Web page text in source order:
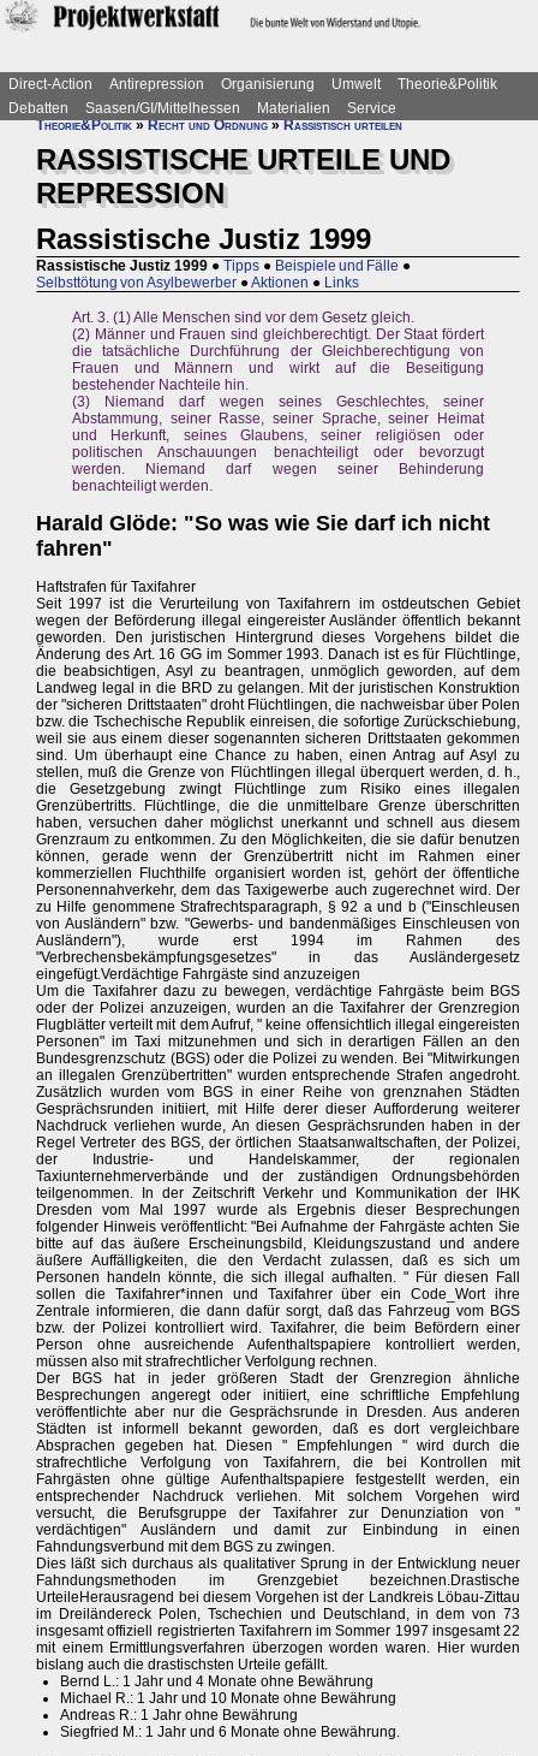
Direct-Action Antirepression Organisierung Umwelt
Theorie&Politik
Debatten
Saasen/GI/Mittelhessen Materialien
Service
Theorie&Politik»Recht und Ordnung»Rassistisch urteilen
RASSISTISCHE URTEILE UND
REPRESSION
Rassistische Justiz 1999
Rassistische Justiz 1999 ● Tipps ● Beispiele und Fälle ●
Selbsttötung von Asylbewerber ●Aktionen ● Links
Art. 3. (1) Alle Menschen sind vor dem Gesetz gleich.
(2) Männer und Frauen sind gleichberechtigt. Der Staat fördert
die tatsächliche Durchführung der Gleichberechtigung von
Frauen und Männern und wirkt auf die Beseitigung
bestehender Nachteile hin.
(3) Niemand darf wegen seines Geschlechtes, seiner
Abstammung, seiner Rasse, seiner Sprache, seiner Heimat
und Herkunft, seines Glaubens, seiner religiösen oder
politischen Anschauungen benachteiligt oder bevorzugt
werden. Niemand darf wegen seiner Behinderung
benachteiligt werden.
Harald Glöde: "So was wie Sie darf ich nicht
fahren"
Haftstrafen für Taxifahrer
Seit 1997 ist die Verurteilung von Taxifahrern im ostdeutschen Gebiet
wegen der Beförderung illegal eingereister Ausländer öffentlich bekannt
geworden. Den juristischen Hintergrund dieses Vorgehens bildet die
Änderung des Art. 16 GG im Sommer 1993. Danach ist es für Flüchtlinge,
die beabsichtigen, Asyl zu beantragen, unmöglich geworden, auf dem
Landweg legal in die BRD zu gelangen. Mit der juristischen Konstruktion
der "sicheren Drittstaaten" droht Flüchtlingen, die nachweisbar über Polen
bzw. die Tschechische Republik einreisen, die sofortige Zurückschiebung,
weil sie aus einem dieser sogenannten sicheren Drittstaaten gekommen
sind. Um überhaupt eine Chance zu haben, einen Antrag auf Asyl zu
stellen, muß die Grenze von Flüchtlingen illegal überquert werden, d. h.,
die Gesetzgebung zwingt Flüchtlinge zum Risiko eines illegalen
Grenzübertritts. Flüchtlinge, die die unmittelbare Grenze überschritten
haben, versuchen daher möglichst unerkannt und schnell aus diesem
Grenzraum zu entkommen. Zu den Möglichkeiten, die sie dafür benutzen
können, gerade wenn der Grenzübertritt nicht im Rahmen einer
kommerziellen Fluchthilfe organisiert worden ist, gehört der öffentliche
Personennahverkehr, dem das Taxigewerbe auch zugerechnet wird. Der
zu Hilfe genommene Strafrechtsparagraph, § 92 a und b ("Einschleusen
von Ausländern" bzw. "Gewerbs- und bandenmäßiges Einschleusen von
Ausländern"), wurde erst 1994 im Rahmen des
"Verbrechensbekämpfungsgesetzes" in das Ausländergesetz
eingefügt.Verdächtige Fahrgäste sind anzuzeigen
Um die Taxifahrer dazu zu bewegen, verdächtige Fahrgäste beim BGS
oder der Polizei anzuzeigen, wurden an die Taxifahrer der Grenzregion
Flugblätter verteilt mit dem Aufruf, " keine offensichtlich illegal eingereisten
Personen" im Taxi mitzunehmen und sich in derartigen Fällen an den
Bundesgrenzschutz (BGS) oder die Polizei zu wenden. Bei "Mitwirkungen
an illegalen Grenzübertritten" wurden entsprechende Strafen angedroht.
Zusätzlich wurden vom BGS in einer Reihe von grenznahen Städten
Gesprächsrunden initiiert, mit Hilfe derer dieser Aufforderung weiterer
Nachdruck verliehen wurde, An diesen Gesprächsrunden haben in der
Regel Vertreter des BGS, der örtlichen Staatsanwaltschaften, der Polizei,
der Industrie- und Handelskammer, der regionalen
Taxiunternehmerverbände und der zuständigen Ordnungsbehörden
teilgenommen. In der Zeitschrift Verkehr und Kommunikation der IHK
Dresden vom Mal 1997 wurde als Ergebnis dieser Besprechungen
folgender Hinweis veröffentlicht: "Bei Aufnahme der Fahrgäste achten Sie
bitte auf das äußere Erscheinungsbild, Kleidungszustand und andere
äußere Auffälligkeiten, die den Verdacht zulassen, daß es sich um
Personen handeln könnte, die sich illegal aufhalten. " Für diesen Fall
sollen die Taxifahrer*innen und Taxifahrer über ein Code_Wort ihre
Zentrale informieren, die dann dafür sorgt, daß das Fahrzeug vom BGS
bzw. der Polizei kontrolliert wird. Taxifahrer, die beim Befördern einer
Person ohne ausreichende Aufenthaltspapiere kontrolliert werden,
müssen also mit strafrechtlicher Verfolgung rechnen.
Der BGS hat in jeder größeren Stadt der Grenzregion ähnliche
Besprechungen angeregt oder initiiert, eine schriftliche Empfehlung
veröffentlichte aber nur die Gesprächsrunde in Dresden. Aus anderen
Städten ist informell bekannt geworden, daß es dort vergleichbare
Absprachen gegeben hat. Diesen " Empfehlungen " wird durch die
strafrechtliche Verfolgung von Taxifahrern, die bei Kontrollen mit
Fahrgästen ohne gültige Aufenthaltspapiere festgestellt werden, ein
entsprechender Nachdruck verliehen. Mit solchem Vorgehen wird
versucht, die Berufsgruppe der Taxifahrer zur Denunziation von "
verdächtigen" Ausländern und damit zur Einbindung in einen
Fahndungsverbund mit dem BGS zu zwingen.
Dies läßt sich durchaus als qualitativer Sprung in der Entwicklung neuer
Fahndungsmethoden im Grenzgebiet bezeichnen.Drastische
UrteileHerausragend bei diesem Vorgehen ist der Landkreis Löbau-Zittau
im Dreiländereck Polen, Tschechien und Deutschland, in dem von 73
insgesamt offiziell registrierten Taxifahrern im Sommer 1997 insgesamt 22
mit einem Ermittlungsverfahren überzogen worden waren. Hier wurden
bislang auch die drastischsten Urteile gefällt.
Bernd L.: 1 Jahr und 4 Monate ohne Bewährung
Michael R.: 1 Jahr und 10 Monate ohne Bewährung
Andreas R.: 1 Jahr ohne Bewährung
Siegfried M.: 1 Jahr und 6 Monate ohne Bewährung.